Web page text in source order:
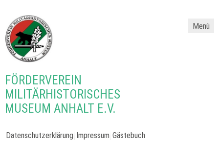
Menü
FÖRDERVEREIN
MILITÄRHISTORISCHES
MUSEUM ANHALT E.V.
Datenschutzerklärung Impressum Gästebuch